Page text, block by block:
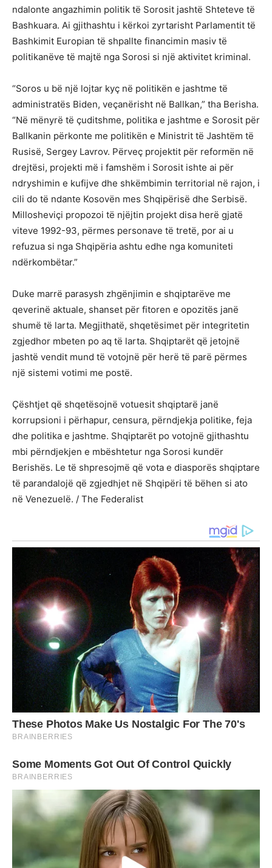
ndalonte angazhimin politik të Sorosit jashtë Shteteve të
Bashkuara. Ai gjithashtu i kërkoi zyrtarisht Parlamentit të
Bashkimit Europian të shpallte financimin masiv të
politikanëve të majtë nga Sorosi si një aktivitet kriminal.
“Soros u bë një lojtar kyç në politikën e jashtme të
administratës Biden, veçanërisht në Ballkan,” tha Berisha.
“Në mënyrë të çuditshme, politika e jashtme e Sorosit për
Ballkanin përkonte me politikën e Ministrit të Jashtëm të
Rusisë, Sergey Lavrov. Përveç projektit për reformën në
drejtësi, projekti më i famshëm i Sorosit ishte ai për
ndryshimin e kufijve dhe shkëmbimin territorial në rajon, i
cili do të ndante Kosovën mes Shqipërisë dhe Serbisë.
Millosheviçi propozoi të njëjtin projekt disa herë gjatë
viteve 1992-93, përmes personave të tretë, por ai u
refuzua si nga Shqipëria ashtu edhe nga komuniteti
ndërkombëtar.”
Duke marrë parasysh zhgënjimin e shqiptarëve me
qeverinë aktuale, shanset për fitoren e opozitës janë
shumë të larta. Megjithatë, shqetësimet për integritetin
zgjedhor mbeten po aq të larta. Shqiptarët që jetojnë
jashtë vendit mund të votojnë për herë të parë përmes
një sistemi votimi me postë.
Çështjet që shqetësojnë votuesit shqiptarë janë
korrupsioni i përhapur, censura, përndjekja politike, feja
dhe politika e jashtme. Shqiptarët po votojnë gjithashtu
mbi përndjekjen e mbështetur nga Sorosi kundër
Berishës. Le të shpresojmë që vota e diasporës shqiptare
të parandalojë që zgjedhjet në Shqipëri të bëhen si ato
në Venezuelë. / The Federalist